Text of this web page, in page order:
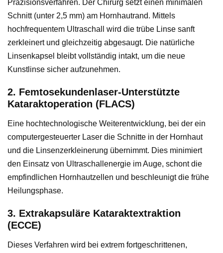
Präzisionsverfahren. Der Chirurg setzt einen minimalen
Schnitt (unter 2,5 mm) am Hornhautrand. Mittels
hochfrequentem Ultraschall wird die trübe Linse sanft
zerkleinert und gleichzeitig abgesaugt. Die natürliche
Linsenkapsel bleibt vollständig intakt, um die neue
Kunstlinse sicher aufzunehmen.
2. Femtosekundenlaser-Unterstützte
Kataraktoperation (FLACS)
Eine hochtechnologische Weiterentwicklung, bei der ein
computergesteuerter Laser die Schnitte in der Hornhaut
und die Linsenzerkleinerung übernimmt. Dies minimiert
den Einsatz von Ultraschallenergie im Auge, schont die
empfindlichen Hornhautzellen und beschleunigt die frühe
Heilungsphase.
3. Extrakapsuläre Kataraktextraktion
(ECCE)
Dieses Verfahren wird bei extrem fortgeschrittenen,